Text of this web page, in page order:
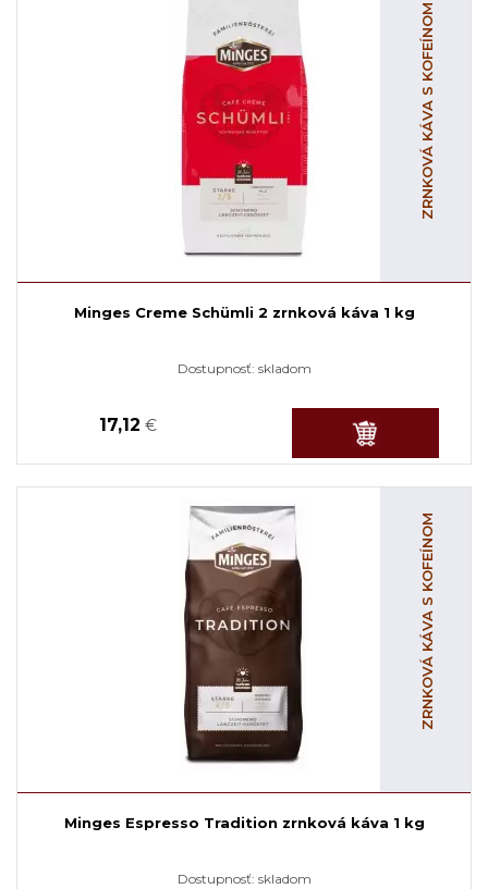
ZRNKOVÁ KÁVA S KOFEÍNOM
Minges Creme Schümli 2 zrnková káva 1 kg
Dostupnosť: skladom
17,12 €
ZRNKOVÁ KÁVA S KOFEÍNOM
Minges Espresso Tradition zrnková káva 1 kg
Dostupnosť: skladom